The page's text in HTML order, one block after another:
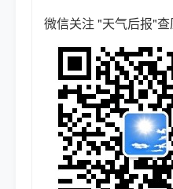
微信关注 "天气后报"